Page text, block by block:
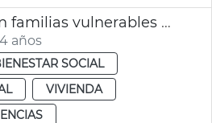
Oficina atención familias vulnerables Cabanyal
años
SOCIAL
VIVIENDA